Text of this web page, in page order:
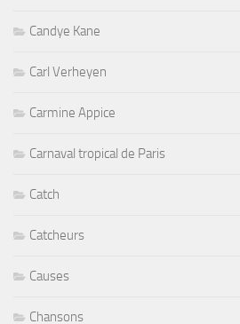
Candye Kane
Carl Verheyen
Carmine Appice
Carnaval tropical de Paris
Catch
Catcheurs
Causes
Chansons